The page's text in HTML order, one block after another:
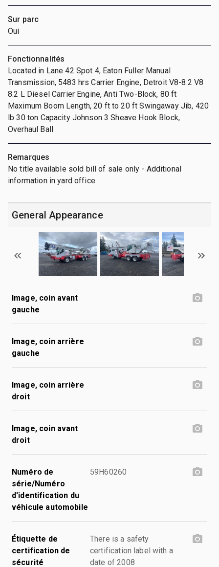
Sur parc
Oui
Fonctionnalités
Located in Lane 42 Spot 4, Eaton Fuller Manual
Transmission, 5483 hrs Carrier Engine, Detroit V8-8.2 V8
8.2 L Diesel Carrier Engine, Anti Two-Block, 80 ft
Maximum Boom Length, 20 ft to 20 ft Swingaway Jib, 420
lb 30 ton Capacity Johnson 3 Sheave Hook Block,
Overhaul Ball
Remarques
No title available sold bill of sale only - Additional
information in yard office
General Appearance
Image, coin avant
gauche
Image, coin arrière
gauche
Image, coin arrière
droit
Image, coin avant
droit
Numéro de
série/Numéro
d'identification du
véhicule automobile
59H60260
Étiquette de
certification de
sécurité
There is a safety
certification label with a
date of 2008